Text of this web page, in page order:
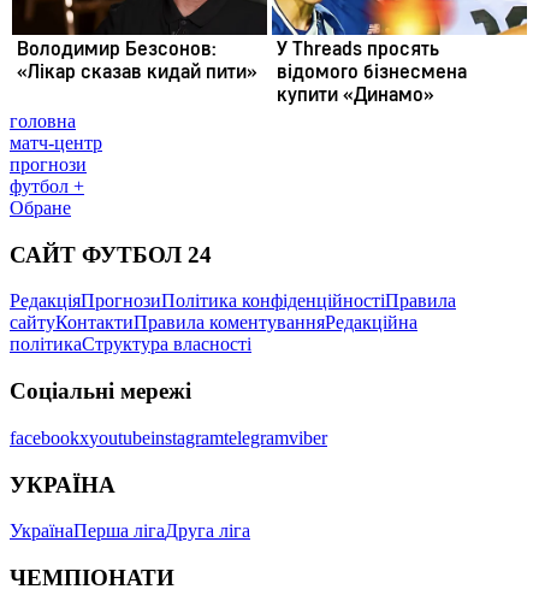
головна
матч-центр
прогнози
футбол +
Обране
САЙТ ФУТБОЛ 24
РедакціяПрогнозиПолітика конфіденційностіПравила
сайтуКонтактиПравила коментуванняРедакційна
політикаСтруктура власності
Соціальні мережі
facebookxyoutubeinstagramtelegramviber
УКРАЇНА
УкраїнаПерша лігаДруга ліга
ЧЕМПІОНАТИ